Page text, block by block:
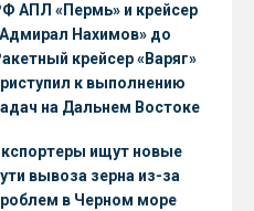
АПЛ «Пермь» и крейсер
Нахимов» до
2026 года
крейсер «Варяг»
к выполнению
на Дальнем Востоке
ищут новые
вывоза зерна из-за
в Черном море